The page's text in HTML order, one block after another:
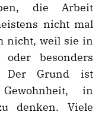
die Arbeit
nicht mal
nicht, weil sie in
besonders
Der Grund ist
in
denken. Viele